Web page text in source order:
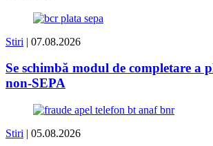
Stiri | 07.08.2026
Se schimbă modul de completare a
non-SEPA
Stiri | 05.08.2026